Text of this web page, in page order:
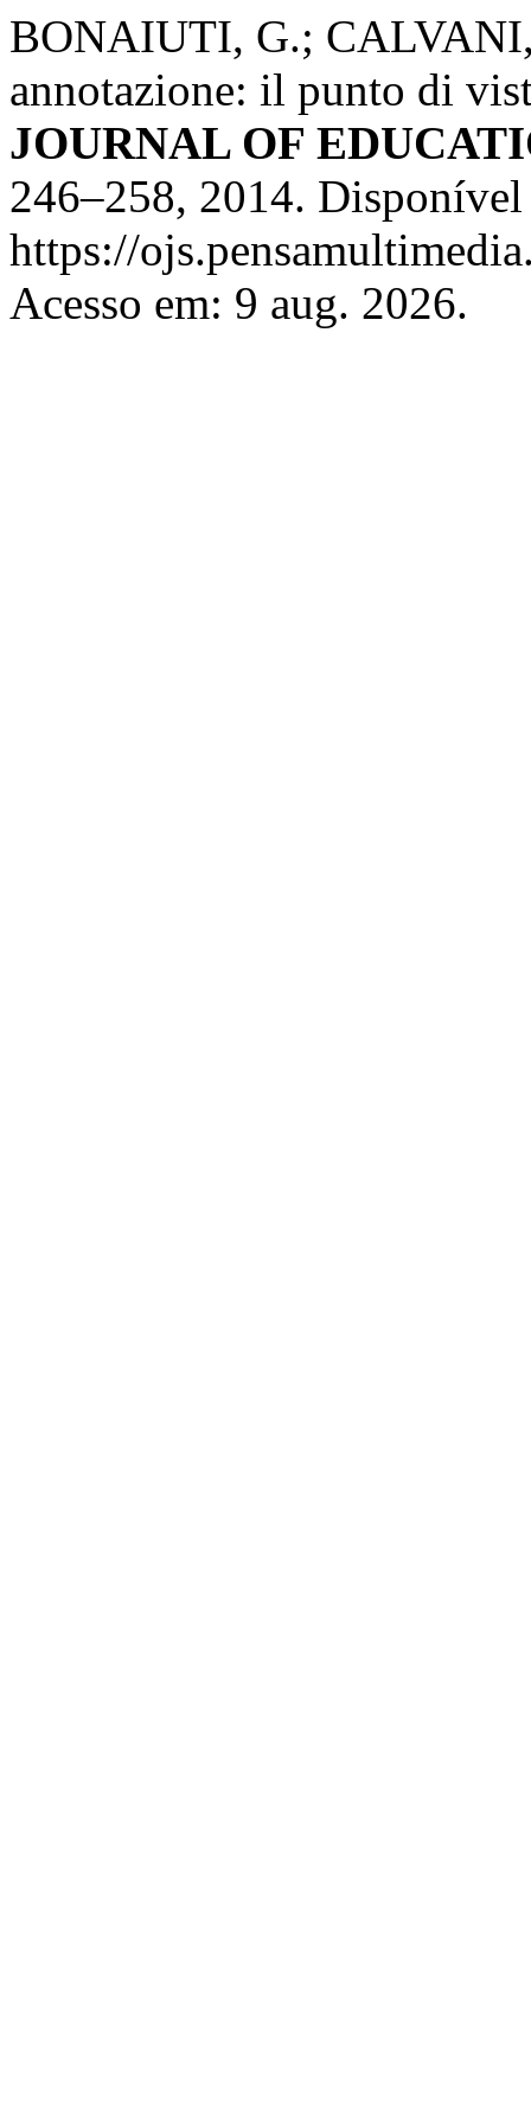
BONAIUTI, G.;
annotazione: il punto di
JOURNAL OF
246–258, 2014. Disponível
https://
Acesso em: 9 aug. 2026.